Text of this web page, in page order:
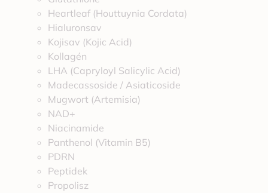
Heartleaf (Houttuynia Cordata)
Hialuronsav
Kojisav (Kojic Acid)
Kollagén
LHA (Capryloyl Salicylic Acid)
Madecassoside / Asiaticoside
Mugwort (Artemisia)
NAD+
Niacinamide
Panthenol (Vitamin B5)
PDRN
Peptidek
Propolisz